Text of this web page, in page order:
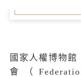
國家人權博物館
會（